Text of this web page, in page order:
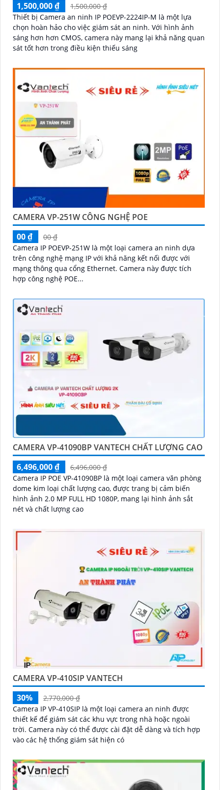
1,500,000 ₫
1,500,000 ₫
Thiết bị Camera an ninh IP POEVP-2224IP-M là một lựa
chọn hoàn hảo cho việc giám sát an ninh. Với hình ảnh
sáng hơn hơn CMOS, camera này mang lại khả năng quan
sát tốt hơn trong điều kiện thiếu sáng
CAMERA VP-251W CÔNG NGHỆ POE
00 ₫
00 ₫
Camera IP POEVP-251W là một loại camera an ninh dựa
trên công nghệ mạng IP với khả năng kết nối được với
mạng thông qua cổng Ethernet. Camera này được tích
hợp công nghệ POE...
CAMERA VP-41090BP VANTECH CHẤT LƯỢNG CAO
6,496,000 ₫
6,496,000 ₫
Camera IP POE VP-41090BP là một loại camera văn phòng
dome kim loại chất lượng cao, được trang bị cảm biến
hình ảnh 2.0 MP FULL HD 1080P, mang lại hình ảnh sắt
nét và chất lượng cao
CAMERA VP-410SIP VANTECH
30%
2,770,000 ₫
Camera IP VP-410SIP là một loại camera an ninh được
thiết kế để giám sát các khu vực trong nhà hoặc ngoài
trời. Camera này có thể được cài đặt dễ dàng và tích hợp
vào các hệ thống giám sát hiện có